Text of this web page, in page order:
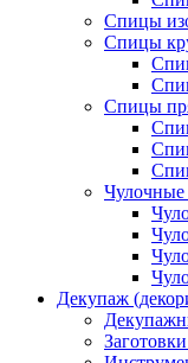
Спицы
Спицы
Спицы
Чулочные
Декупаж